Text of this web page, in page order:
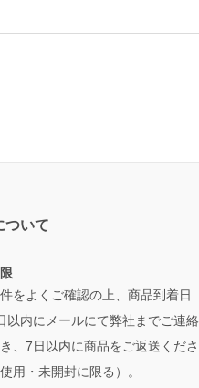
ついて
をよくご確認の上、商品到着日
以内にメールにて弊社までご連絡
、7日以内に商品をご返送くださ
用・未開封に限る）。